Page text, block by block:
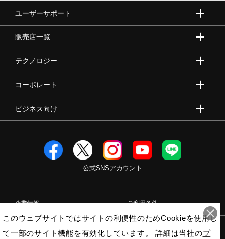
ユーザーサポート
販売店一覧
テクノロジー
コーポレート
ビジネス向け
公式SNSアカウント
企業情報 ご利用条件
このウェブサイトではサイトの利便性のためCookieを使用し
て一部のサイト機能を有効化しています。 詳細は当社のプ